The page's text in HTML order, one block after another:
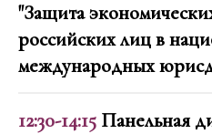
"Защита
российских лиц в
международных
12:30-14:15 Панельная